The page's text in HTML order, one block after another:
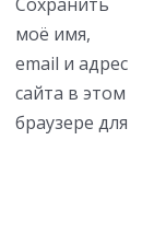
моё имя,
email и адрес
сайта в этом
браузере для